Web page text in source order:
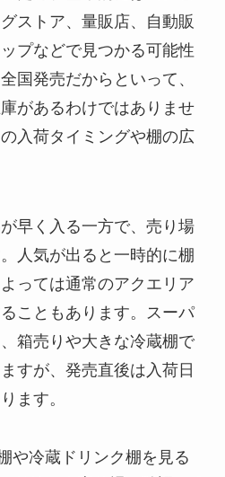
ストア、量販店、自動販
プなどで見つかる可能性
国発売だからといって、
があるわけではありませ
入荷タイミングや棚の広
早く入る一方で、売り場
人気が出ると一時的に棚
っては通常のアクエリア
こともあります。スーパ
箱売りや大きな冷蔵棚で
すが、発売直後は入荷日
ます。
や冷蔵ドリンク棚を見る